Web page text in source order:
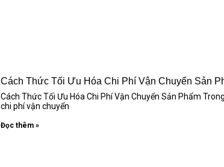
Cách Thức Tối Ưu Hóa Chi Phí Vận Chuyển Sản
Cách Thức Tối Ưu Hóa Chi Phí Vận Chuyển Sản Phẩm
chi phí vận chuyển
Đọc thêm »